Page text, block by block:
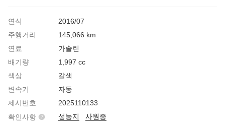
연식
2016/07
주행거리
145,066 km
연료
가솔린
배기량
1,997 cc
색상
갈색
변속기
자동
제시번호
2025110133
확인사항
성능지 사원증